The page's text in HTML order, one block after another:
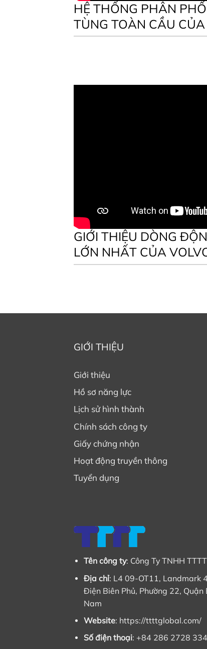
HỆ THỐNG PHÂN
TÙNG TOÀN CẦU
GIỚI THIỆU DÒNG
LỚN NHẤT CỦA
GIỚI THIỆU
Giới thiệu
Hồ sơ năng lực
Lịch sử hình thành
Chính sách công ty
Giấy chứng nhận
Hoạt động truyền thông
Tuyển dụng
Tên công ty: Công Ty TNHH
Địa chỉ: L4 09-OT11, Landmark
Điện Biên Phủ, Phường 22,
Nam
Website: https://ttttglobal.com/
Số điện thoại: +84 286 2728 334